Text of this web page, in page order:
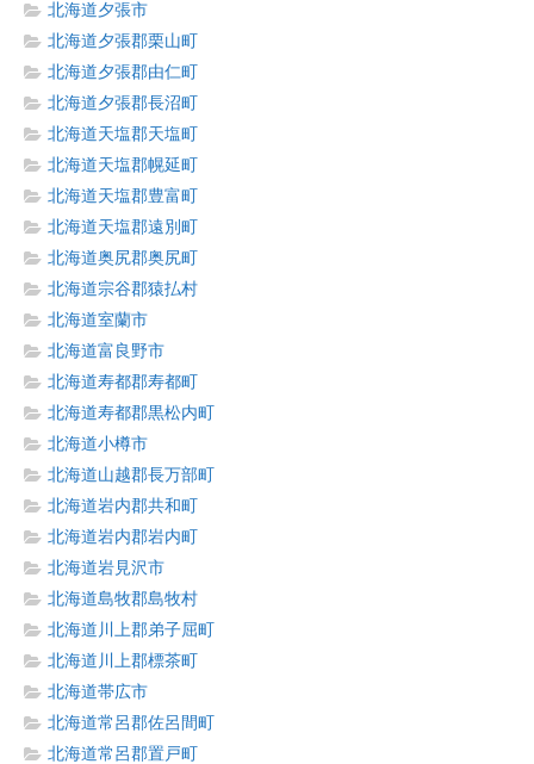
北海道夕張市
北海道夕張郡栗山町
北海道夕張郡由仁町
北海道夕張郡長沼町
北海道天塩郡天塩町
北海道天塩郡幌延町
北海道天塩郡豊富町
北海道天塩郡遠別町
北海道奥尻郡奥尻町
北海道宗谷郡猿払村
北海道室蘭市
北海道富良野市
北海道寿都郡寿都町
北海道寿都郡黒松内町
北海道小樽市
北海道山越郡長万部町
北海道岩内郡共和町
北海道岩内郡岩内町
北海道岩見沢市
北海道島牧郡島牧村
北海道川上郡弟子屈町
北海道川上郡標茶町
北海道帯広市
北海道常呂郡佐呂間町
北海道常呂郡置戸町